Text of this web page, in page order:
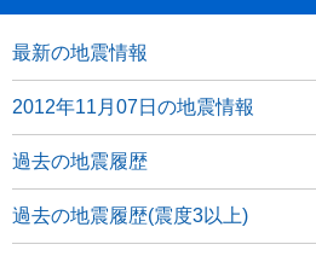
最新の地震情報
2012年11月07日の地震情報
過去の地震履歴
過去の地震履歴(震度3以上)